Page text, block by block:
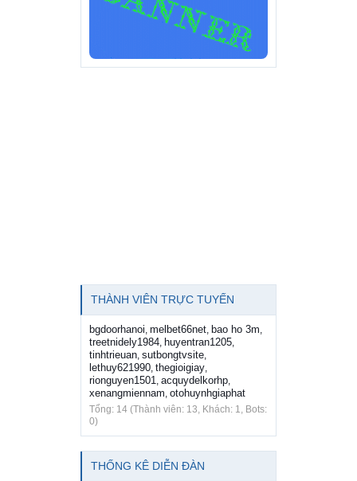
THÀNH VIÊN TRỰC TUYẾN
bgdoorhanoi, melbet66net, bao ho 3m,
treetnidely1984, huyentran1205,
tinhtrieuan, sutbongtvsite,
lethuy621990, thegioigiay,
rionguyen1501, acquydelkorhp,
xenangmiennam, otohuynhgiaphat
Tổng: 14 (Thành viên: 13, Khách: 1, Bots:
0)
THỐNG KÊ DIỄN ĐÀN